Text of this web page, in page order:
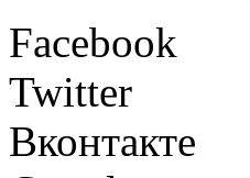
Facebook
Twitter
Вконтакте